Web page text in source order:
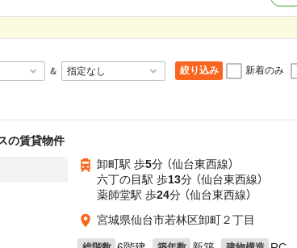
＆ 絞り込み 新着のみ
の賃貸物件
卸町駅 歩5分 （仙台東西線）
六丁の目駅 歩13分 （仙台東西線）
薬師堂駅 歩24分 （仙台東西線）
宮城県仙台市若林区卸町２丁目